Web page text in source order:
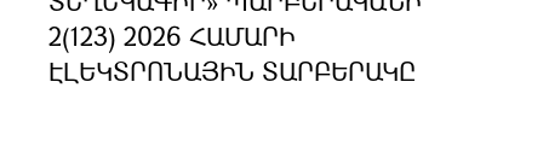
2(123) 2026 ՀԱՄԱՐԻ
ԷԼԵԿՏՐՈՆԱՅԻՆ ՏԱՐԲԵՐԱԿԸ